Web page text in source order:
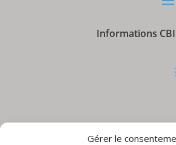
Gérer le
Informations CBI